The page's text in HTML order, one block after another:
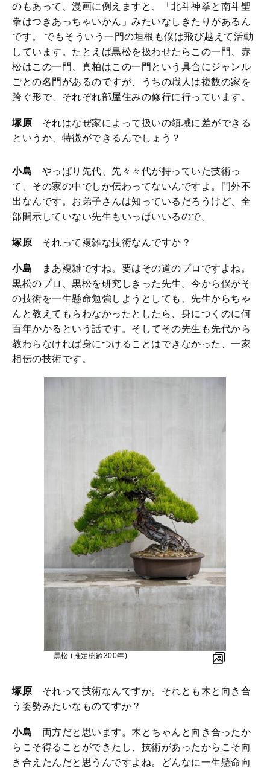
のもあって、漫画に例えますと、「北斗神拳と南斗聖
拳はつきあっちゃいかん」みたいなしきたりがあるん
です。 でもそういう一門の垣根も僕は飛び越えて活動
しています。たとえば黒松を扱わせたらこの一門、赤
松はこの一門、真柏はこの一門という具合にジャンル
ごとの名門があるのですが、うちの職人は複数の家を
跨ぐ形で、それぞれ部屋住みの修行に行っています。
塚原 それはなぜ家によって扱いの領域に差ができる
というか、特徴ができるんでしょう？
小島 やっぱり先代、先々々代が持っていた技術っ
て、その家の中でしか伝わってないんですよ。門外不
出なんです。お弟子さんは知っているだろうけど、全
部開示していない先生もいっぱいいるので。
塚原 それって複雑な技術なんですか？
小島 まあ複雑ですね。要はその道のプロですよね。
黒松のプロ、黒松を研究しきった先生。今から僕がそ
の技術を一生懸命勉強しようとしても、先生からちゃ
んと教えてもらわなかったとしたら、身につくのに何
百年かかるという話です。そしてその先生も先代から
教わらなければ身につけることはできなかった、一家
相伝の技術です。
黒松 (推定樹齢300年)
塚原 それって技術なんですか。それとも木と向き合
う姿勢みたいなものですか？
小島 両方だと思います。木とちゃんと向き合ったか
らこそ得ることができたし、技術があったからこそ向
き合えたんだと思うんですよね。どんなに一生懸命向